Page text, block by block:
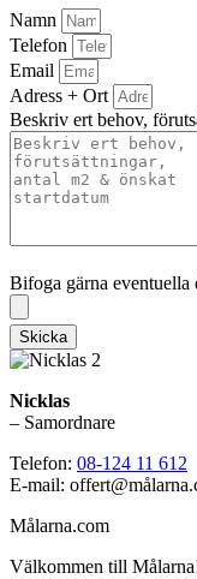
Namn
Telefon
Email
Adress + Ort
Beskriv ert behov,
Bifoga gärna
Skicka
Nicklas
– Samordnare
Telefon: 08-124 11 612
E-mail:
Målarna.com
Välkommen till